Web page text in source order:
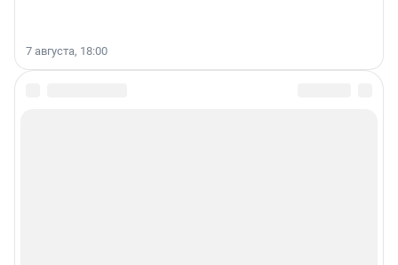
7 августа, 18:00